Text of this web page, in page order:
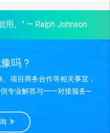
用。" — Ralph Johnson
吗？
项目商务合作等相关事宜，
专业解答与一一对接服务~